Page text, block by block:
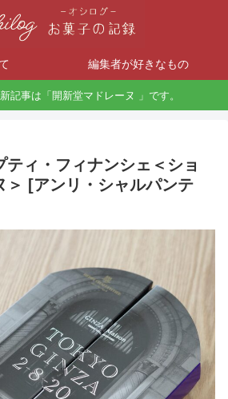
編集者が好きなもの
記事は「開新堂マドレーヌ 」です。
ティ・フィナンシェ＜ショ
＞ [アンリ・シャルパンテ